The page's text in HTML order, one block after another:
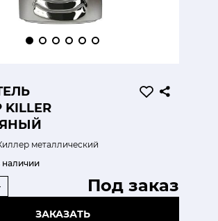
металлический
наличии
Под заказ
ЗАКАЗАТЬ